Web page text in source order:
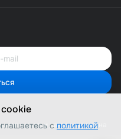
и даю согласие на
с нами
и готовы помочь
нам
1-495
cookie
с политикой